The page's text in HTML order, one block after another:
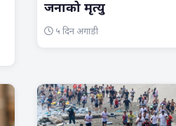
जनाको मृत्यु
५ दिन अगाडी